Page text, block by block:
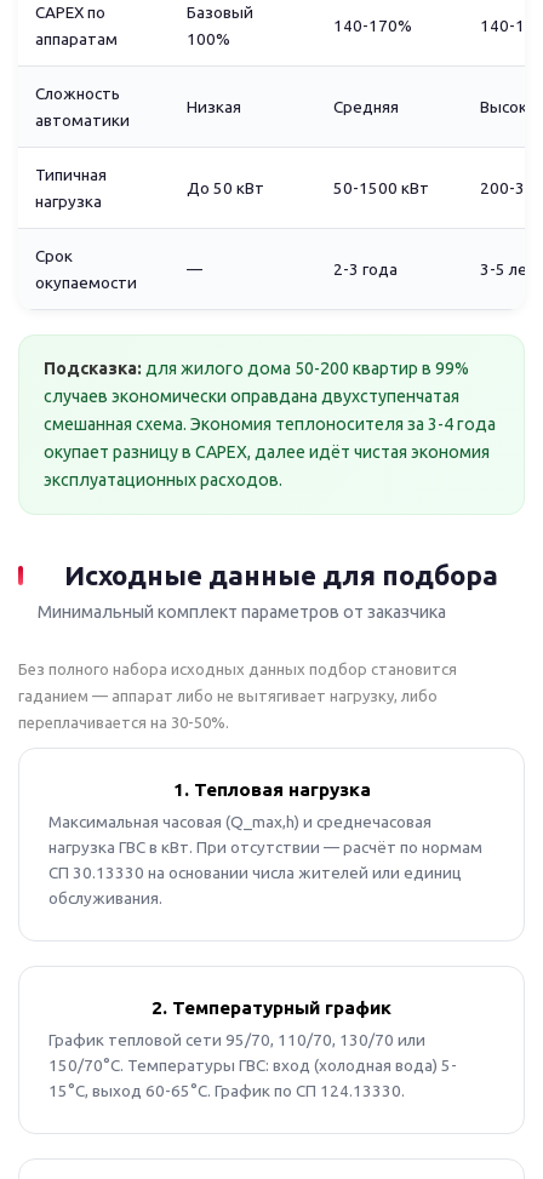
CAPEX по
аппаратам
Базовый
100%
140-170% 140-
Сложность
автоматики
Низкая Средняя Высокая
Типичная
нагрузка
До 50 кВт 50-1500 кВт 200-
Срок
окупаемости
— 2-3 года 3-5 лет
Подсказка: для жилого дома 50-200 квартир в 99%
случаев экономически оправдана двухступенчатая
смешанная схема. Экономия теплоносителя за 3-4 года
окупает разницу в CAPEX, далее идёт чистая экономия
эксплуатационных расходов.
Исходные данные для подбора
Минимальный комплект параметров от заказчика
Без полного набора исходных данных подбор становится
гаданием — аппарат либо не вытягивает нагрузку, либо
переплачивается на 30-50%.
1. Тепловая нагрузка
Максимальная часовая (Q_max,h) и среднечасовая
нагрузка ГВС в кВт. При отсутствии — расчёт по нормам
СП 30.13330 на основании числа жителей или единиц
обслуживания.
2. Температурный график
График тепловой сети 95/70, 110/70, 130/70 или
150/70°C. Температуры ГВС: вход (холодная вода) 5-
15°C, выход 60-65°C. График по СП 124.13330.